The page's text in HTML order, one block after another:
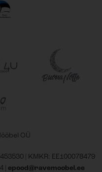
OÜ
| KMKR: EE100078479
epood@ravemoobel.ee